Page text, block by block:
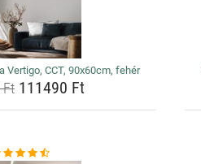
Vertigo, CCT, 90x60cm, fehér
Ft111490 Ft